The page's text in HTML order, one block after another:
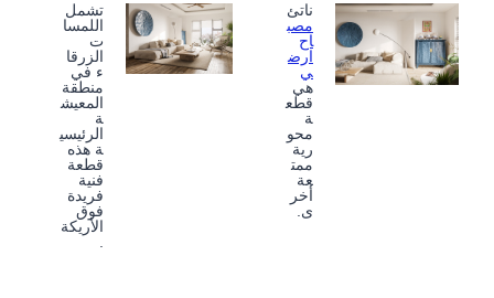
ناتئ
مصب
اح
ارض
ي
هي
قطع
ة
محو
رية
ممت
عة
أخر
ى.
تشمل
اللمسا
ت
الزرقا
ء في
منطقة
المعيش
ة
الرئيسي
ة هذه
قطعة
فنية
فريدة
فوق
الأريكة